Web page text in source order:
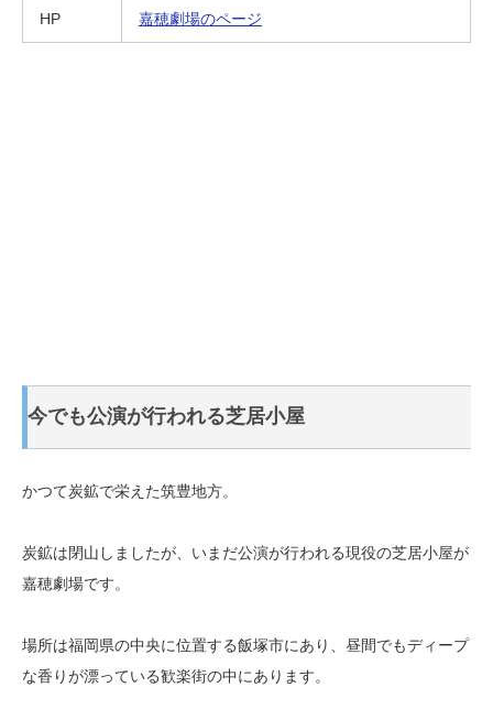
HP 嘉穂劇場のページ
今でも公演が行われる芝居小屋
かつて炭鉱で栄えた筑豊地方。
炭鉱は閉山しましたが、いまだ公演が行われる現役の芝居小屋が
嘉穂劇場です。
場所は福岡県の中央に位置する飯塚市にあり、昼間でもディープ
な香りが漂っている歓楽街の中にあります。